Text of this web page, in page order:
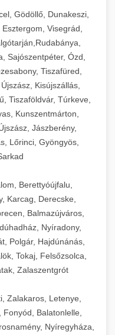
Gödöllő, Dunakeszi,
Visegrád,
Sajószentpéter, Ózd,
Tiszafüred,
Kisújszállás,
Tiszaföldvár, Túrkeve,
Kunszentmárton,
Jászberény,
Lőrinci, Gyöngyös,
Berettyóújfalu,
Karcag, Derecske,
Balmazújváros,
Nyíradony,
Polgár, Hajdúnánás,
Tokaj, Felsőzsolca,
Zalaszentgrót
Zalakaros, Letenye,
Balatonlelle,
Nyíregyháza,